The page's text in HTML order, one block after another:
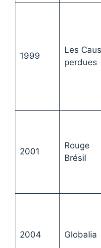
1999
Les
perdues
2001
Rouge
Brésil
2004 Globalia